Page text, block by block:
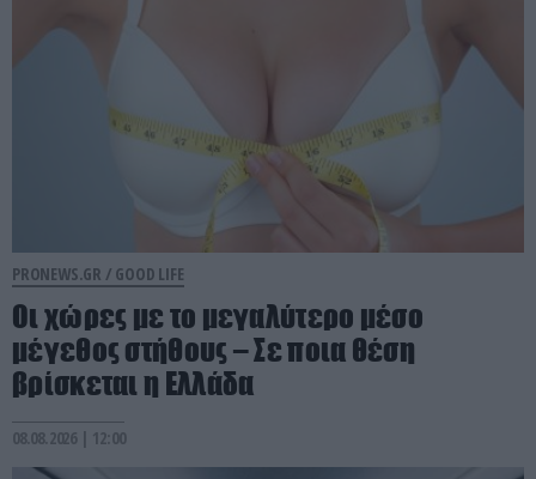
PRONEWS.GR / GOOD LIFE
Οι χώρες με το μεγαλύτερο μέσο
μέγεθος στήθους – Σε ποια θέση
βρίσκεται η Ελλάδα
08.08.2026 | 12:00